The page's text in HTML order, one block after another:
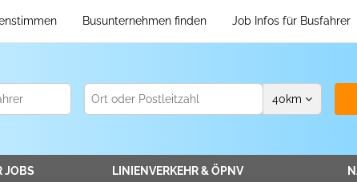
Busunternehmen finden Job Infos für Busfahrer
40km
JOBS LINIENVERKEHR& ÖPNV